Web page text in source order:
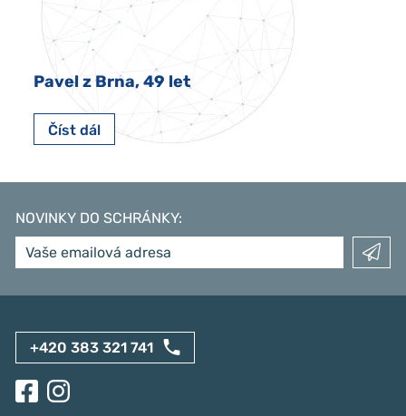
Pavel z Brna, 49 let
Číst dál
NOVINKY DO SCHRÁNKY:
+420 383 321 741